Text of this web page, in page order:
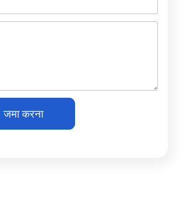
जमा करना